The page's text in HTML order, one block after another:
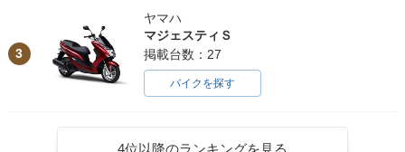
3
ヤマハ
マジェスティＳ
掲載台数：27
バイクを探す
4位以降のランキングを見る